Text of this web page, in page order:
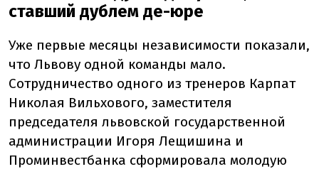
ставший дублем де-юре
Уже первые месяцы независимости показали,
что Львову одной команды мало.
Сотрудничество одного из тренеров Карпат
Николая Вильхового, заместителя
председателя львовской государственной
администрации Игоря Лещишина и
Проминвестбанка сформировала молодую